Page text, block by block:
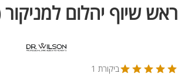
ראש שיוף יהלום למניקור DB024 (F)
ביקורת 1